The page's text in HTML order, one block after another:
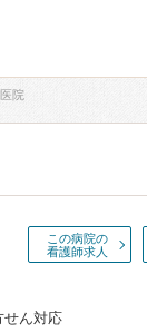
院
この病院の
看護師求人
せん対応